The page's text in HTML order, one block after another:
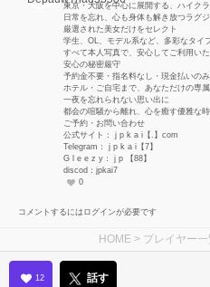
東京・大阪を中心に展開する、ハイク
日常を忘れ、心も身体も解き放つラグ
厳選された美女だけをセレクト
学生、OL、モデル系など、多彩なタイ
すべて本人写真で、安心してご利用いた
安心の秘密厳守
予約金不要・指名料なし・現金払いのみ
ホテル・ご自宅まで、あなただけの専
一夜を忘れられない思い出に
都会の喧騒から離れ、心を癒す優雅な
ご予約・お問い合わせ
公式サイト： j p k a i【.】com
Telegram： j p k a i【7】
G l e e z y： j p 【88】
discod：jpkai7
0
コメントするにはログインが必要です
HOME > プレイヤー一
12 話す